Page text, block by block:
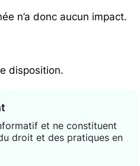
n’a donc aucun impact.
disposition.
et ne constituent
droit et des pratiques en